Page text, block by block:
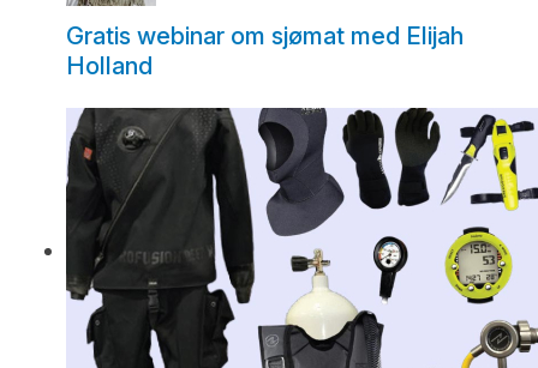
Gratis webinar om sjømat med Elijah
Holland